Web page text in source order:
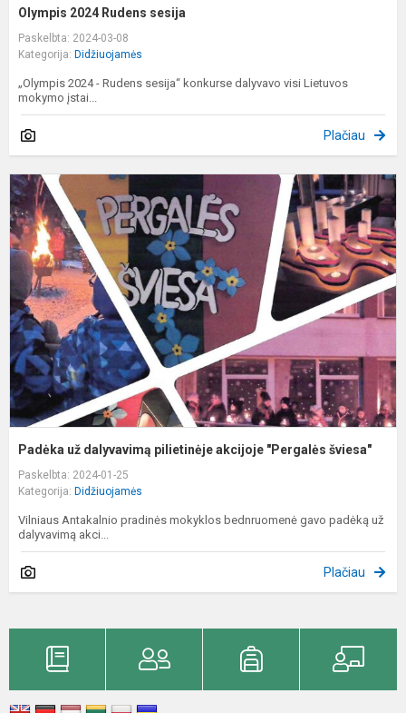
Olympis 2024 Rudens sesija
Paskelbta: 2024-03-08
Kategorija: Didžiuojamės
„Olympis 2024 - Rudens sesija“ konkurse dalyvavo visi Lietuvos
mokymo įstai...
Plačiau
Padėka už dalyvavimą pilietinėje akcijoje "Pergalės šviesa"
Paskelbta: 2024-01-25
Kategorija: Didžiuojamės
Vilniaus Antakalnio pradinės mokyklos bednruomenė gavo padėką už
dalyvavimą akci...
Plačiau